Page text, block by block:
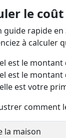
le
guide rapide
à calculer
est le montant
est le montant
est votre
comment
la maison